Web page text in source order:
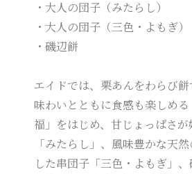
・大人の団子（みたらし）
・大人の団子（三色・よもぎ）
・磯辺餅
エイドでは、栗あんをわらび
味わいとともに食感も楽しめ
福」をはじめ、甘じょっぱさ
「みたらし」、風味豊かな天
した串団子「三色・よもぎ」